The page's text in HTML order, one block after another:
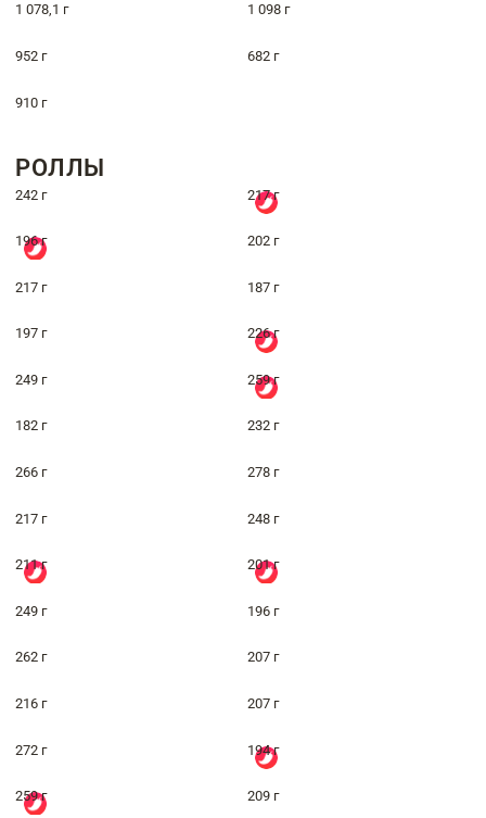
1 078,1 г 1 098 г
952 г 682 г
910 г
РОЛЛЫ
242 г 217 г
196 г 202 г
217 г 187 г
197 г 226 г
249 г 259 г
182 г 232 г
266 г 278 г
217 г 248 г
211 г 201 г
249 г 196 г
262 г 207 г
216 г 207 г
272 г 194 г
259 г 209 г